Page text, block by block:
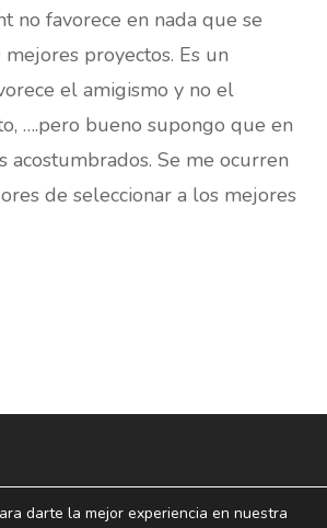
no favorece en nada que se
proyectos. Es un
el amigismo y no el
….pero bueno supongo que en
acostumbrados. Se me ocurren
de seleccionar a los mejores
darte la mejor experiencia en nuestra